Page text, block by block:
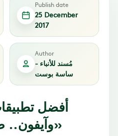
Publish date
25 December
2017
Author
مُسند للأنباء -
ساسة بوست
وآيفون.. طبقًا لمجلة «تايم»